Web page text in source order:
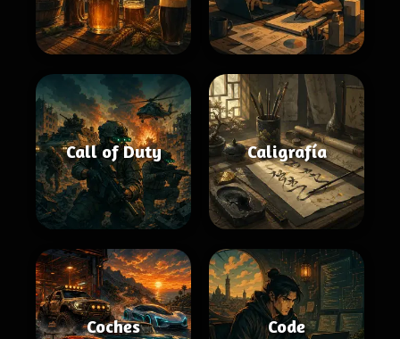
Call of Duty Caligrafía
Coches Code